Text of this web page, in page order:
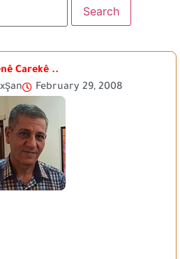
Carekê ..
February 29, 2008